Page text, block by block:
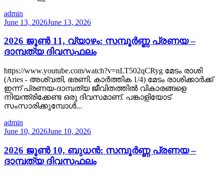
admin
June 13, 2026June 13, 2026
2026 ജൂൺ 11, വ്യാഴം: സമ്പൂർണ്ണ പ്രണയ –
ദാമ്പത്യ ദിവസഫലം
https://www.youtube.com/watch?v=nLT502qCRyg മേടം രാശി
(Aries - അശ്വതി, ഭരണി, കാർത്തിക 1/4) മേടം രാശിക്കാർക്ക്
ഇന്ന് പ്രണയ-ദാമ്പത്യ ജീവിതത്തിൽ വികാരങ്ങളെ
നിയന്ത്രിക്കേണ്ട ഒരു ദിവസമാണ്. പങ്കാളിയോട്
സംസാരിക്കുമ്പോൾ...
admin
June 10, 2026June 10, 2026
2026 ജൂൺ 10, ബുധൻ: സമ്പൂർണ്ണ പ്രണയ –
ദാമ്പത്യ ദിവസഫലം